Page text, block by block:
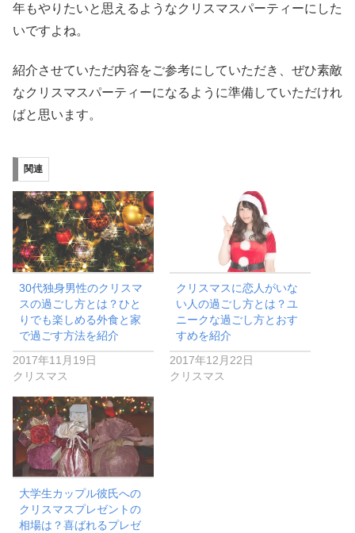
年もやりたいと思えるようなクリスマスパーティーにした
いですよね。
紹介させていただ内容をご参考にしていただき、ぜひ素敵
なクリスマスパーティーになるように準備していただけれ
ばと思います。
関連
30代独身男性のクリスマ
スの過ごし方とは？ひと
りでも楽しめる外食と家
で過ごす方法を紹介
2017年11月19日
クリスマス
クリスマスに恋人がいな
い人の過ごし方とは？ユ
ニークな過ごし方とおす
すめを紹介
2017年12月22日
クリスマス
大学生カップル彼氏への
クリスマスプレゼントの
相場は？喜ばれるプレゼ